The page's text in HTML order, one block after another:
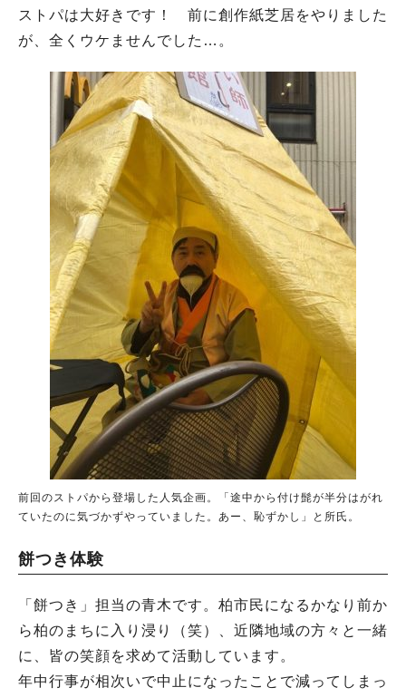
ストパは大好きです！ 前に創作紙芝居をやりました
が、全くウケませんでした…。
前回のストパから登場した人気企画。「途中から付け髭が半分はがれ
ていたのに気づかずやっていました。あー、恥ずかし」と所氏。
餅つき体験
「餅つき」担当の青木です。柏市民になるかなり前か
ら柏のまちに入り浸り（笑）、近隣地域の方々と一緒
に、皆の笑顔を求めて活動しています。
年中行事が相次いで中止になったことで減ってしまっ